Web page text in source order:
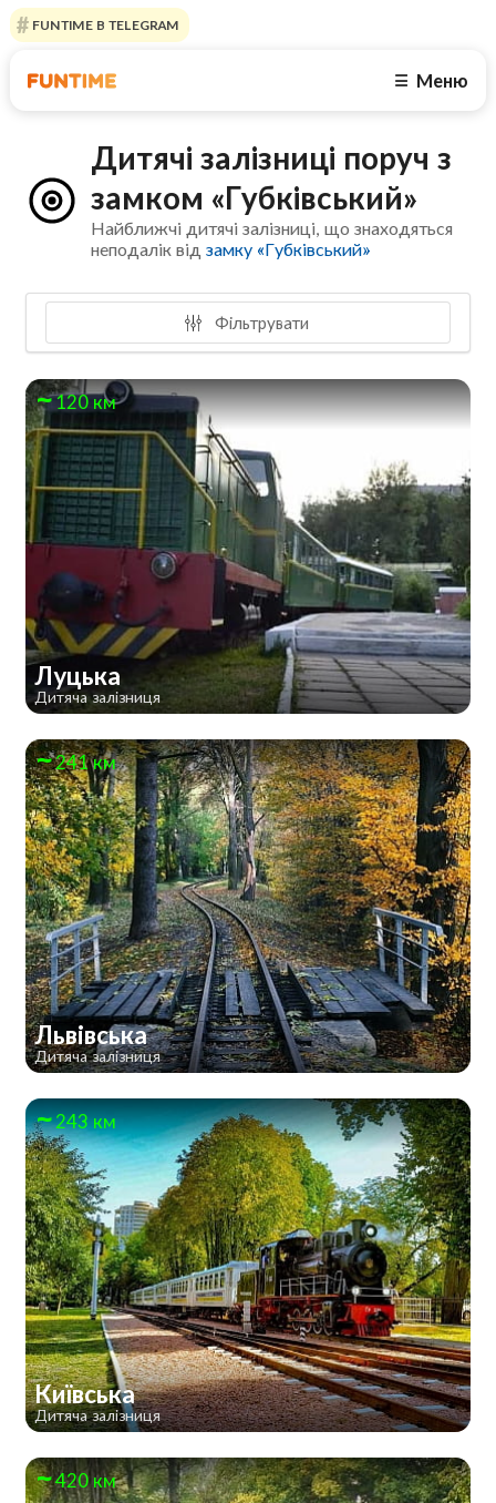
FUNTIME В TELEGRAM
☰ Меню
Дитячі залізниці поруч з
замком «Губківський»
Найближчі дитячі залізниці, що знаходяться
неподалік відзамку «Губківський»
Фільтрувати
120 км
Луцька
Дитяча залізниця
241 км
Львівська
Дитяча залізниця
243 км
Київська
Дитяча залізниця
420 км